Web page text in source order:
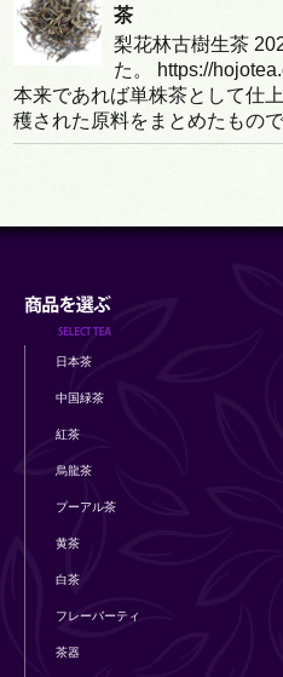
茶
梨花林古樹生茶
た。 https://
本来であれば単株茶として仕
穫された原料をまとめたもの
日本茶
中国緑茶
紅茶
烏龍茶
プーアル茶
黄茶
白茶
フレーバーティ
茶器